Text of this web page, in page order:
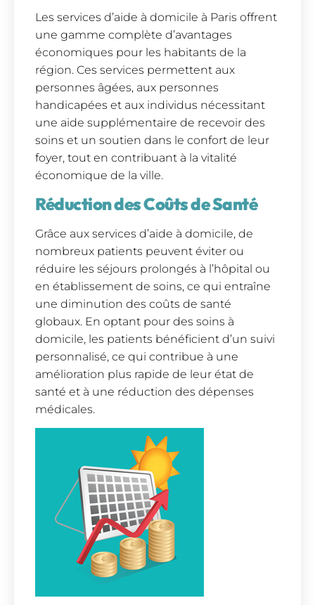
Les services d’aide à domicile à Paris offrent
une gamme complète d’avantages
économiques pour les habitants de la
région. Ces services permettent aux
personnes âgées, aux personnes
handicapées et aux individus nécessitant
une aide supplémentaire de recevoir des
soins et un soutien dans le confort de leur
foyer, tout en contribuant à la vitalité
économique de la ville.
Réduction des Coûts de Santé
Grâce aux services d’aide à domicile, de
nombreux patients peuvent éviter ou
réduire les séjours prolongés à l’hôpital ou
en établissement de soins, ce qui entraîne
une diminution des coûts de santé
globaux. En optant pour des soins à
domicile, les patients bénéficient d’un suivi
personnalisé, ce qui contribue à une
amélioration plus rapide de leur état de
santé et à une réduction des dépenses
médicales.